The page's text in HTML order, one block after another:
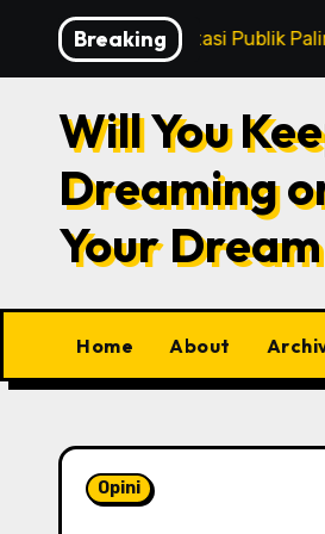
content
Breaking
Transportasi Publik Paling Murah!
Will You
Dreaming
Your Dream
Home About
Opini